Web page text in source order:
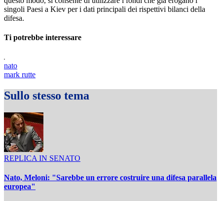
singoli Paesi a Kiev per i dati principali dei rispettivi bilanci della
difesa.
Ti potrebbe interessare
nato
mark rutte
Sullo stesso tema
REPLICA IN SENATO
Nato, Meloni: "Sarebbe un errore costruire una difesa parallela
europea"